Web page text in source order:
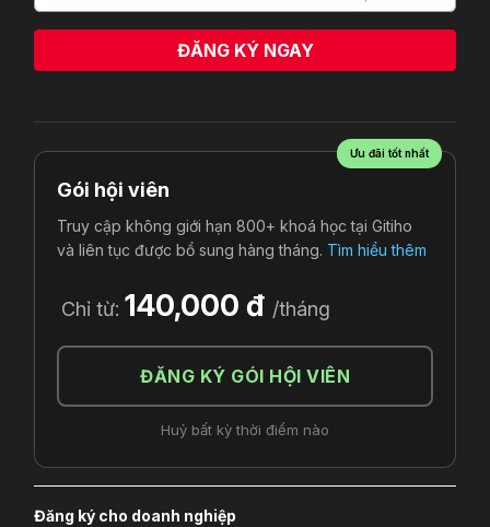
ĐĂNG KÝ NGAY
Ưu đãi tốt nhất
Gói hội viên
Truy cập không giới hạn 800+ khoá học tại Gitiho
và liên tục được bổ sung hàng tháng. Tìm hiểu thêm
Chỉ từ: 140,000 đ /tháng
ĐĂNG KÝ GÓI HỘI VIÊN
Huỷ bất kỳ thời điểm nào
Đăng ký cho doanh nghiệp